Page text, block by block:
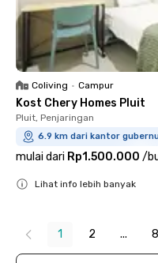
Coliving • Campur
Kost Chery Homes Pluit
Pluit, Penjaringan
6.9 km dari kantor
mulai dari Rp1.500.000 /
Lihat info lebih banyak
1 2 ... 8